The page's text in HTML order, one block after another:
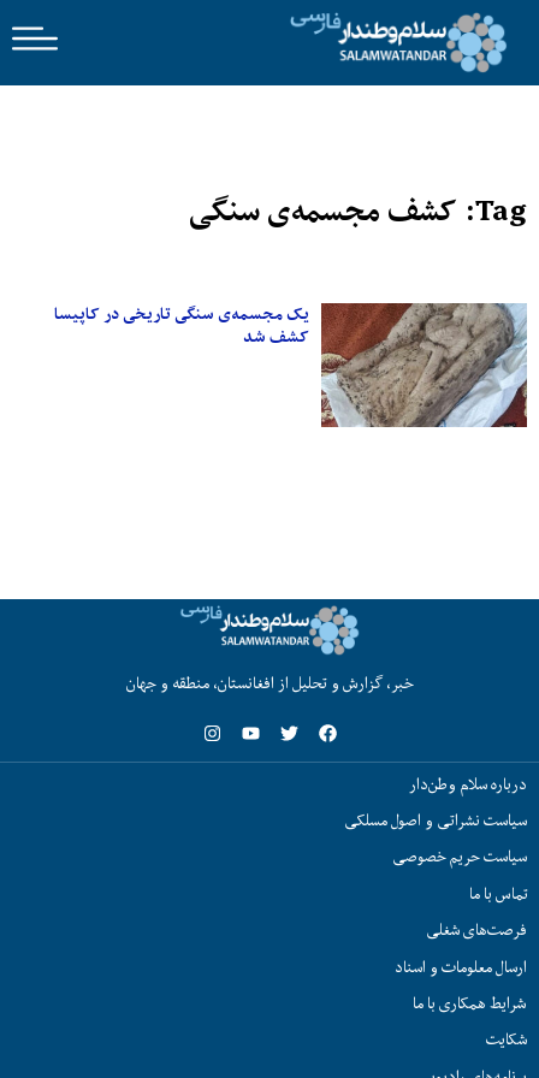
Tag: کشف مجسمه‌ی سنگی
یک مجسمه‌ی سنگی تاریخی در کاپیسا
کشف شد
خبر، گزارش و تحلیل از افغانستان، منطقه و جهان
درباره سلام وطن‌دار
سیاست نشراتی و اصول مسلکی
سیاست حریم خصوصی
تماس با ما
فرصت‌های شغلی
ارسال معلومات و اسناد
شرایط همکاری با ما
شکایت